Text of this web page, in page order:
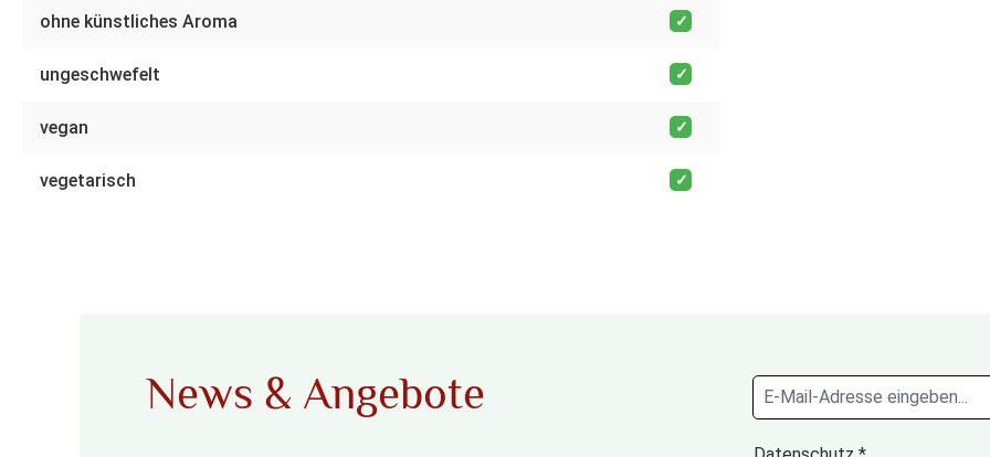
ohne künstliches Aroma
ungeschwefelt
vegan
vegetarisch
News & Angebote